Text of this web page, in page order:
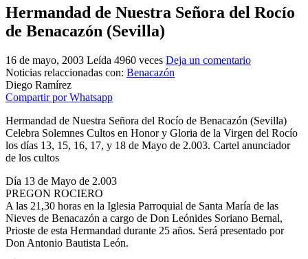
Hermandad de Nuestra Señora del Rocío
de Benacazón (Sevilla)
16 de mayo, 2003 Leída 4960 veces Deja un comentario
Noticias relaccionadas con: Benacazón
Diego Ramírez
Compartir por Whatsapp
Hermandad de Nuestra Señora del Rocío de Benacazón (Sevilla)
Celebra Solemnes Cultos en Honor y Gloria de la Virgen del Rocío
los días 13, 15, 16, 17, y 18 de Mayo de 2.003. Cartel anunciador
de los cultos
Día 13 de Mayo de 2.003
PREGON ROCIERO
A las 21,30 horas en la Iglesia Parroquial de Santa María de las
Nieves de Benacazón a cargo de Don Leónides Soriano Bernal,
Prioste de esta Hermandad durante 25 años. Será presentado por
Don Antonio Bautista León.
¿En qué puedo ayudarte?
Historia de la Virgen del Rocío
¿Cuándo es la romería del Rocío?
¿Cuándo se construyó la primera ermita?
El traslado cada siete años
¿Cuales son los actos principales que se celebran en el
Quiero hacer el camino,¿que tengo que hacer?
En el Rocío, ¿dónde me alojo?